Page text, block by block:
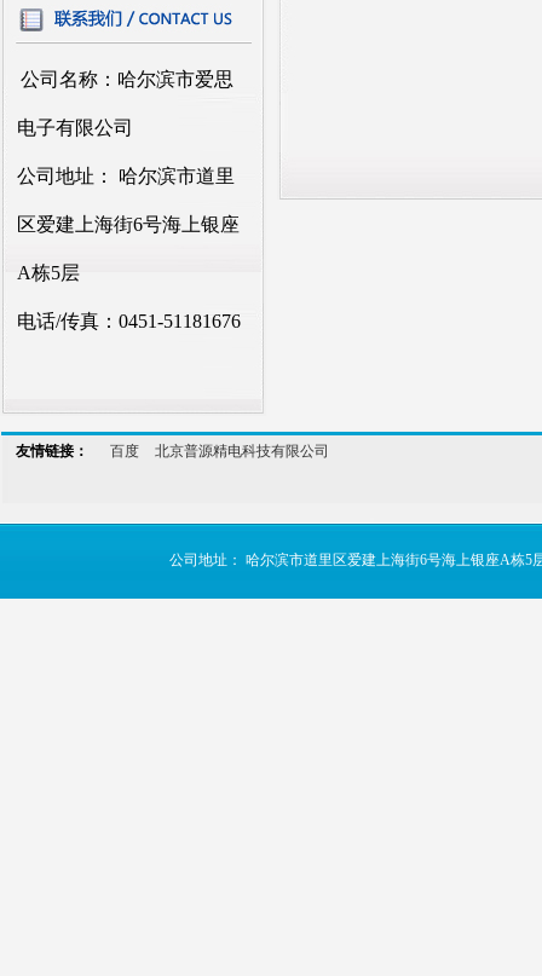
公司名称：哈尔滨市爱思
电子有限公司
公司地址： 哈尔滨市道里
区爱建上海街6号海上银座
A栋5层
电话/传真：0451-51181676
友情链接： 百度 北京普源精电科技有限公司
公司地址： 哈尔滨市道里区爱建上海街6号海上银座A